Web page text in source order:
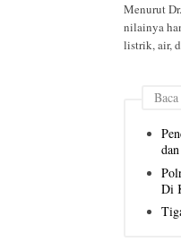
Menurut
nilainya
listrik, air,
Di